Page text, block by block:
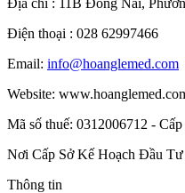
Điện thoại : 028 62997466
Email: info@hoanglemed.com
Website:
Mã số thuế: 0312006712 -
Nơi Cấp Sở Kế Hoạch Đầu
Thông tin